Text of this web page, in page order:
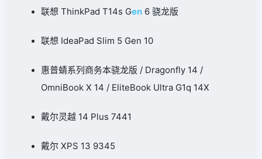
联想 ThinkPad T14s Gen 6 骁龙版
联想 IdeaPad Slim 5 Gen 10
惠普蜻系列商务本骁龙版 / Dragonfly 14 /
OmniBook X 14 / EliteBook Ultra G1q 14X
戴尔灵越 14 Plus 7441
戴尔 XPS 13 9345